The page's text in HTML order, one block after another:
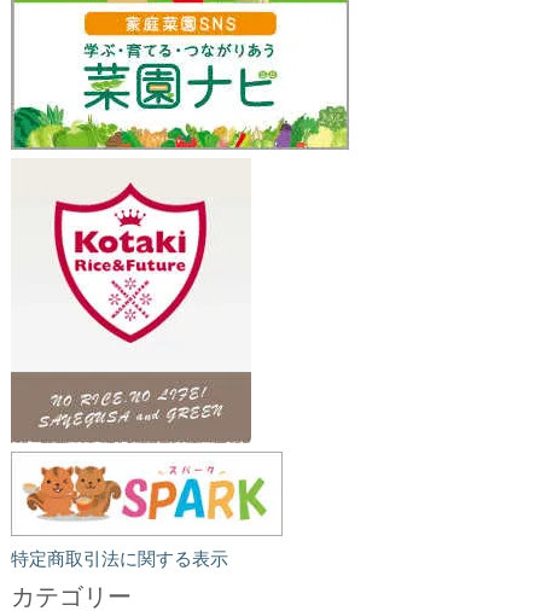
特定商取引法に関する表示
カテゴリー